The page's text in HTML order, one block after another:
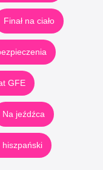
Finał na ciało
GFE
Na jeźdźca
hiszpański